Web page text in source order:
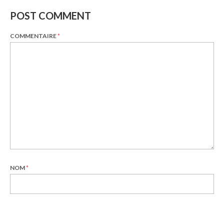
POST COMMENT
COMMENTAIRE*
NOM*